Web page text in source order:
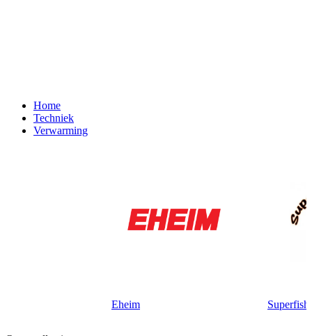
Home
Techniek
Verwarming
Eheim Superfish